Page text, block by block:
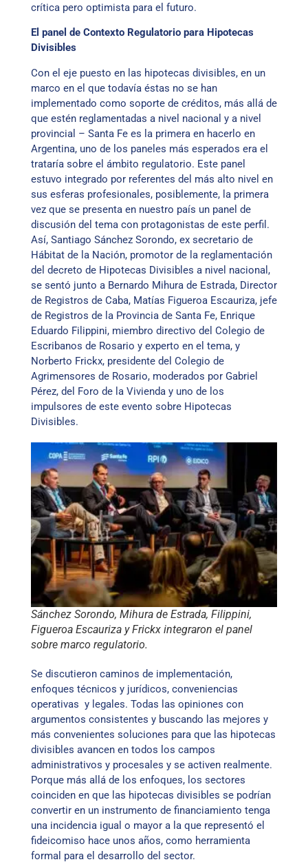
crítica pero optimista para el futuro.
El panel de Contexto Regulatorio para Hipotecas
Divisibles
Con el eje puesto en las hipotecas divisibles, en un
marco en el que todavía éstas no se han
implementado como soporte de créditos, más allá de
que estén reglamentadas a nivel nacional y a nivel
provincial – Santa Fe es la primera en hacerlo en
Argentina, uno de los paneles más esperados era el
trataría sobre el ámbito regulatorio. Este panel
estuvo integrado por referentes del más alto nivel en
sus esferas profesionales, posiblemente, la primera
vez que se presenta en nuestro país un panel de
discusión del tema con protagonistas de este perfil.
Así, Santiago Sánchez Sorondo, ex secretario de
Hábitat de la Nación, promotor de la reglamentación
del decreto de Hipotecas Divisibles a nivel nacional,
se sentó junto a Bernardo Mihura de Estrada, Director
de Registros de Caba, Matías Figueroa Escauriza, jefe
de Registros de la Provincia de Santa Fe, Enrique
Eduardo Filippini, miembro directivo del Colegio de
Escribanos de Rosario y experto en el tema, y
Norberto Frickx, presidente del Colegio de
Agrimensores de Rosario, moderados por Gabriel
Pérez, del Foro de la Vivienda y uno de los
impulsores de este evento sobre Hipotecas
Divisibles.
Sánchez Sorondo, Mihura de Estrada, Filippini,
Figueroa Escauriza y Frickx integraron el panel
sobre marco regulatorio.
Se discutieron caminos de implementación,
enfoques técnicos y jurídicos, conveniencias
operativas y legales. Todas las opiniones con
argumentos consistentes y buscando las mejores y
más convenientes soluciones para que las hipotecas
divisibles avancen en todos los campos
administrativos y procesales y se activen realmente.
Porque más allá de los enfoques, los sectores
coinciden en que las hipotecas divisibles se podrían
convertir en un instrumento de financiamiento tenga
una incidencia igual o mayor a la que representó el
fideicomiso hace unos años, como herramienta
formal para el desarrollo del sector.